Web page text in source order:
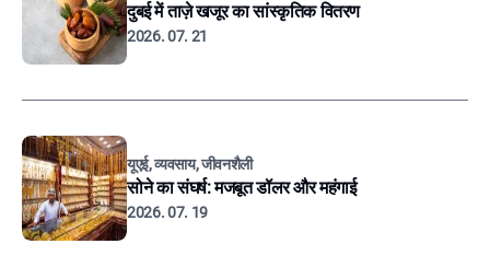
दुबई में ताज़े खजूर का सांस्कृतिक वितरण
2026. 07. 21
यूएई, व्यवसाय, जीवनशैली
सोने का संघर्ष: मजबूत डॉलर और महंगाई
2026. 07. 19